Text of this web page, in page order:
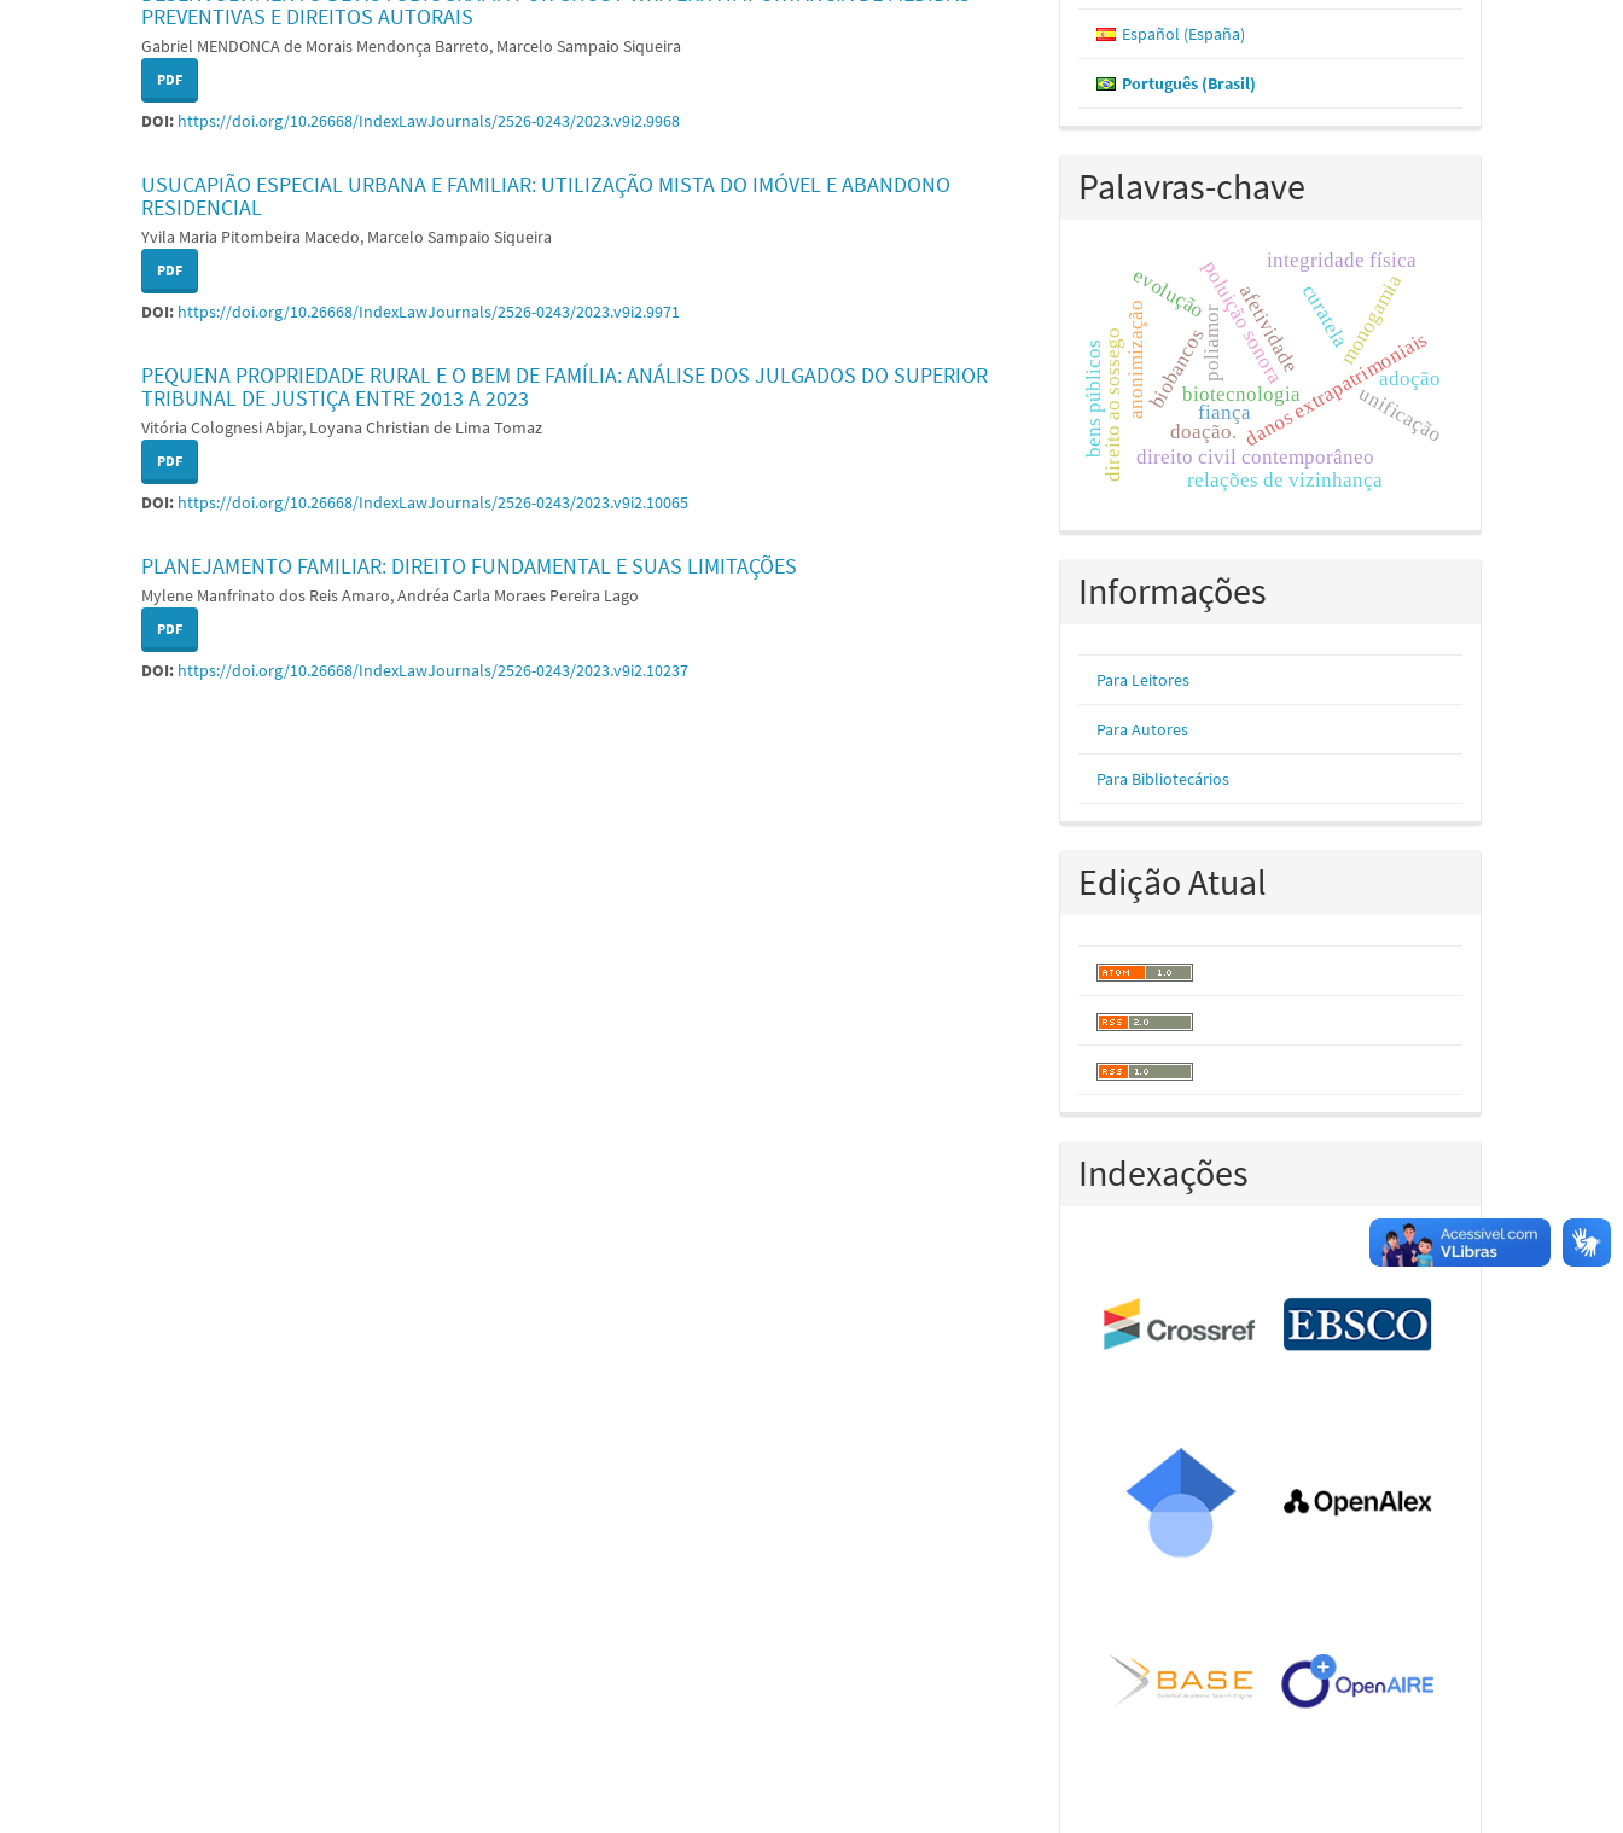
PREVENTIVAS E DIREITOS AUTORAIS
Gabriel MENDONCA de Morais Mendonça Barreto, Marcelo Sampaio Siqueira
PDF
DOI: https://doi.org/10.26668/IndexLawJournals/2526-0243/2023.v9i2.9968
USUCAPIÃO ESPECIAL URBANA E FAMILIAR: UTILIZAÇÃO MISTA DO IMÓVEL E ABANDONO
RESIDENCIAL
Yvila Maria Pitombeira Macedo, Marcelo Sampaio Siqueira
PDF
DOI: https://doi.org/10.26668/IndexLawJournals/2526-0243/2023.v9i2.9971
PEQUENA PROPRIEDADE RURAL E O BEM DE FAMÍLIA: ANÁLISE DOS JULGADOS DO SUPERIOR
TRIBUNAL DE JUSTIÇA ENTRE 2013 A 2023
Vitória Colognesi Abjar, Loyana Christian de Lima Tomaz
PDF
DOI: https://doi.org/10.26668/IndexLawJournals/2526-0243/2023.v9i2.10065
PLANEJAMENTO FAMILIAR: DIREITO FUNDAMENTAL E SUAS LIMITAÇÕES
Mylene Manfrinato dos Reis Amaro, Andréa Carla Moraes Pereira Lago
PDF
DOI: https://doi.org/10.26668/IndexLawJournals/2526-0243/2023.v9i2.10237
Español (España)
Português (Brasil)
Palavras-chave
danos extrapatrimoniais
poluição sonora
biotecnologia
biobancos
direito civil contemporâneo
afetividade monogamia
poliamor curatela
relações de vizinhança
anonimização
direito ao sossego
integridade física
unificação
fiança
doação.
bens públicos
evolução
adoção
Informações
Para Leitores
Para Autores
Para Bibliotecários
Edição Atual
Indexações